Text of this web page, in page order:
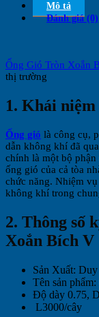
Mô tả
Đánh giá (0)
Ống Gió Tròn Xoắn
thị trường
1. Khái niệm
Ống gió là công cụ,
dẫn không khí đã
chính là một bộ
ống gió của cả tòa
chức năng. Nhiệm
không khí trong
2. Thông số
Xoắn Bích V
Sản Xuất:
Tên sản
Độ dày 0.75,
L3000/cây